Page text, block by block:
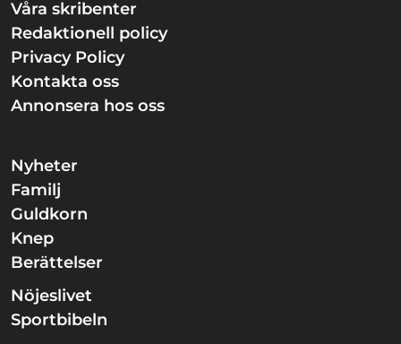
Våra skribenter
Redaktionell policy
Privacy Policy
Kontakta oss
Annonsera hos oss
Nyheter
Familj
Guldkorn
Knep
Berättelser
Nöjeslivet
Sportbibeln